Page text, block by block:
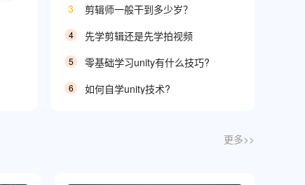
3 剪辑师一般干到多少岁？
4 先学剪辑还是先学拍视频
5 零基础学习unity有什么技巧?
6 如何自学unity技术?
更多>>